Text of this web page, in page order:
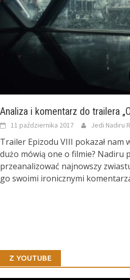
Analiza i komentarz do trailera
11 października 2017 Jedi Nadiru
Trailer Epizodu VIII pokazał nam
dużo mówią one o filmie? Nadiru
przeanalizować najnowszy
go swoimi ironicznymi
Z YOUTUBE